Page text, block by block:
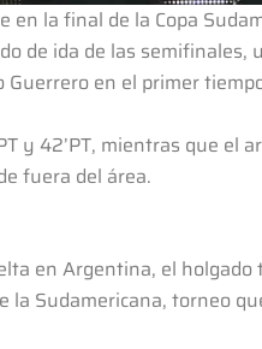
en la final de la Copa
de ida de las
en el primer
y 42’PT, mientras que el
fuera del área.
en Argentina, el
la Sudamericana, torneo